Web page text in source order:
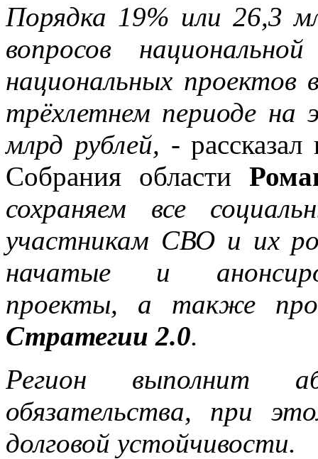
Порядка 19% или 26,3
вопросов
национальных проектов
трёхлетнем периоде на
млрд рублей, - рассказал
Собрания области
сохраняем все
участникам СВО и их
начатые и
проекты, а также
Стратегии 2.0.
Регион выполнит
обязательства, при
долговой устойчивости.